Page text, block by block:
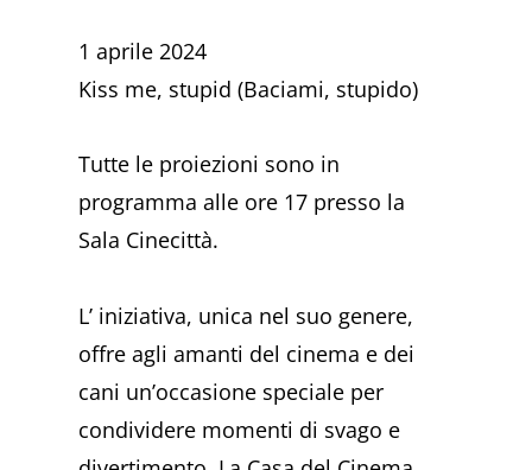
1 aprile 2024
Kiss me, stupid (Baciami, stupido)
Tutte le proiezioni sono in
programma alle ore 17 presso la
Sala Cinecittà.
L’ iniziativa, unica nel suo genere,
offre agli amanti del cinema e dei
cani un’occasione speciale per
condividere momenti di svago e